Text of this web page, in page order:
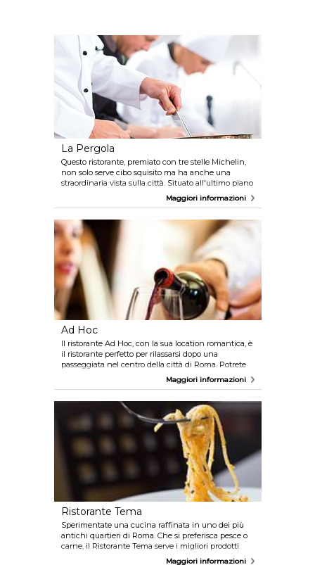
La Pergola
Questo ristorante, premiato con tre stelle Michelin,
non solo serve cibo squisito ma ha anche una
straordinaria vista sulla città. Situato all'ultimo piano
dell'Hotel Cavalieri, La Pergola offre un menu a base
dei migliori prodotti del made in Italy. La cantina
scelta persino per l'acqua, tra più di 25 marche
diverse tra cui scegliere. A La Pergola un'esperienza
gastronomica indimenticabile è assicurata.
Maggiori informazioni
Ad Hoc
Il ristorante Ad Hoc, con la sua location romantica, è
il ristorante perfetto per rilassarsi dopo una
passeggiata nel centro della città di Roma. Potrete
scegliere tra un menù con piatti tipici della cucina
romana e mediterranea e vini di buona qualità. Ad
Maggiori informazioni
Ristorante Tema
Sperimentate una cucina raffinata in uno dei più
antichi quartieri di Roma. Che si preferisca pesce o
carne, il Ristorante Tema serve i migliori prodotti
preparati alla perfezione. Anche se il ristorante è
Maggiori informazioni